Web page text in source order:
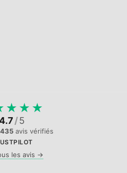
★ ★ ★
/5
435 avis vérifiés
les avis →